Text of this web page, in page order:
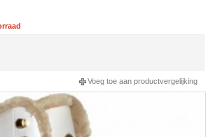
Voeg toe aan productvergelijking